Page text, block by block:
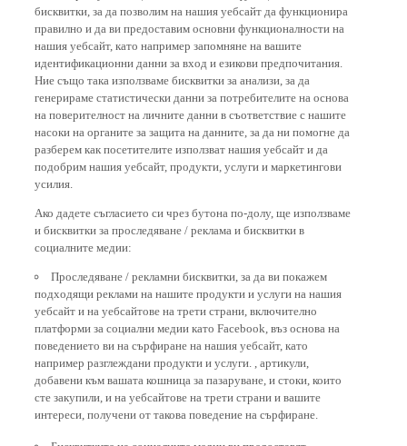
правилно и да ви предоставим основни функционалности на
нашия уебсайт, като например запомняне на вашите
идентификационни данни за вход и езикови предпочитания.
Ние също така използваме бисквитки за анализи, за да
генерираме статистически данни за потребителите на основа
на поверителност на личните данни в съответствие с нашите
насоки на органите за защита на данните, за да ни помогне да
разберем как посетителите използват нашия уебсайт и да
подобрим нашия уебсайт, продукти, услуги и маркетингови
усилия.
и бисквитки за проследяване / реклама и бисквитки в
социалните медии:
подходящи реклами на нашите продукти и услуги на нашия
уебсайт и на уебсайтове на трети страни, включително
платформи за социални медии като Facebook, въз основа на
поведението ви на сърфиране на нашия уебсайт, като
например разглеждани продукти и услуги. , артикули,
добавени към вашата кошница за пазаруване, и стоки, които
сте закупили, и на уебсайтове на трети страни и вашите
интереси, получени от такова поведение на сърфиране.